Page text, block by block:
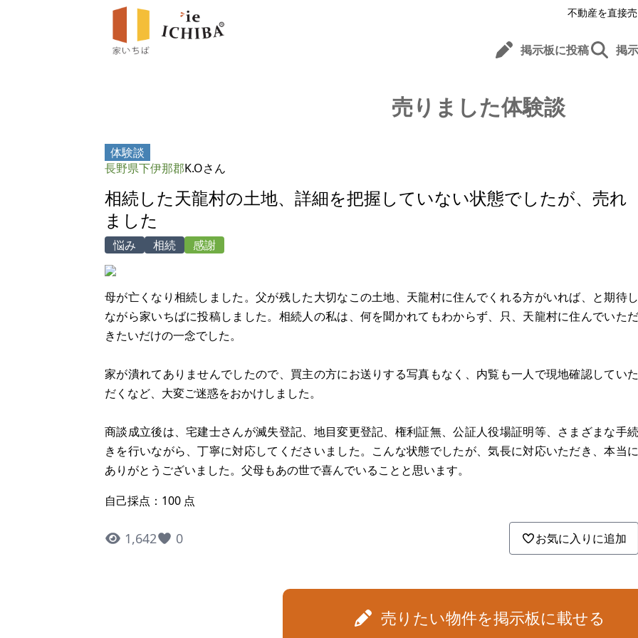
不動産を直接
掲示板に投稿 掲
売りました体験談
体験談
長野県下伊那郡K.Oさん
相続した天龍村の土地、詳細を把握していない状態でしたが、売れ
ました
悩み 相続 感謝
母が亡くなり相続しました。父が残した大切なこの土地、天龍村に住んでくれる方がいれば、と期待し
ながら家いちばに投稿しました。相続人の私は、何を聞かれてもわからず、只、天龍村に住んでいただ
きたいだけの一念でした。
家が潰れてありませんでしたので、買主の方にお送りする写真もなく、内覧も一人で現地確認していた
だくなど、大変ご迷惑をおかけしました。
商談成立後は、宅建士さんが滅失登記、地目変更登記、権利証無、公証人役場証明等、さまざまな手続
きを行いながら、丁寧に対応してくださいました。こんな状態でしたが、気長に対応いただき、本当に
ありがとうございました。父母もあの世で喜んでいることと思います。
自己採点：100 点
1,642 0 お気に入りに追加
売りたい物件を掲示板に載せる